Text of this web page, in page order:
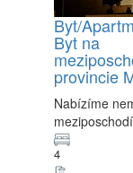
Prodej
K dispozici
Byt/
Byt na
provincie
Nabízíme
4